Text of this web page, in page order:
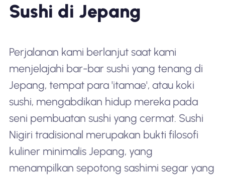
Sushi di Jepang
Perjalanan kami berlanjut saat kami
menjelajahi bar-bar sushi yang tenang di
Jepang, tempat para 'itamae', atau koki
sushi, mengabdikan hidup mereka pada
seni pembuatan sushi yang cermat. Sushi
Nigiri tradisional merupakan bukti filosofi
kuliner minimalis Jepang, yang
menampilkan sepotong sashimi segar yang